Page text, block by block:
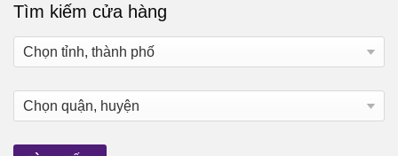
Tìm kiếm cửa hàng